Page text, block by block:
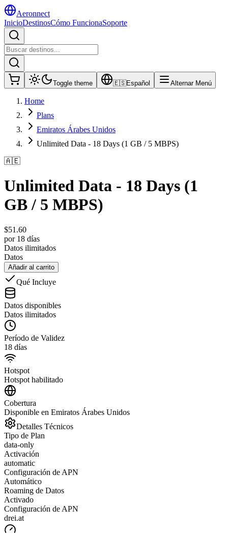
Aeronnect
InicioDestinosCómo FuncionaSoporte
Toggle theme 🇪🇸Español Alternar Menú
Home
Plans
Emiratos Árabes Unidos
Unlimited Data - 18 Days (1 GB / 5 MBPS)
🇦🇪
Unlimited Data - 18 Days (1
GB / 5 MBPS)
$51.60
por 18 días
Datos ilimitados
Datos
Añadir al carrito
Qué Incluye
Datos disponibles
Datos ilimitados
Período de Validez
18 días
Hotspot
Hotspot habilitado
Cobertura
Disponible en Emiratos Árabes Unidos
Detalles Técnicos
Tipo de Plan
data-only
Activación
automatic
Configuración de APN
Automático
Roaming de Datos
Activado
Configuración de APN
drei.at